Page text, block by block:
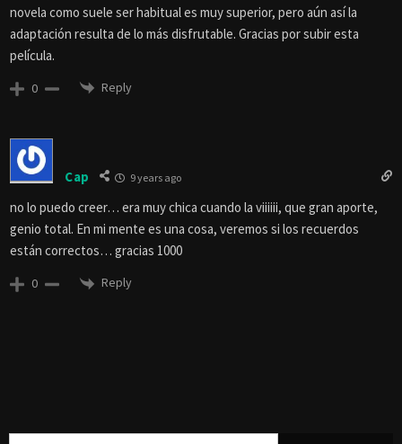
novela como suele ser habitual es muy superior, pero aún así la
adaptación resulta de lo más disfrutable. Gracias por subir esta
película.
0 Reply
Cap 9 years ago
no lo puedo creer… era muy chica cuando la viiiiii, que gran aporte,
genio total. En mi mente es una cosa, veremos si los recuerdos
están correctos… gracias 1000
0 Reply